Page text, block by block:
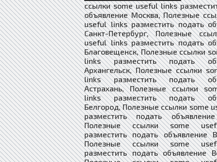
ссылки some useful links
объявление Москва, Полезные
useful links разместить подать
Санкт-Петербург, Полезные
useful links разместить подать
Благовещенск, Полезные ссылки
links разместить подать
Архангельск, Полезные ссылки
links разместить подать
Астрахань, Полезные ссылки
links разместить подать
Белгород, Полезные ссылки some
разместить подать
Полезные ссылки some
разместить подать объявление
Полезные ссылки some
разместить подать объявление